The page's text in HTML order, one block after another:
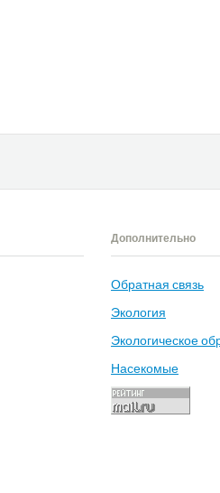
Дополнительно
Обратная связь
Экология
Экологическое
Насекомые